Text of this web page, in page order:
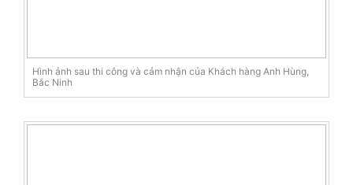
Hình ảnh sau thi công và cảm nhận của Khách hàng Anh Hùng,
Bắc Ninh